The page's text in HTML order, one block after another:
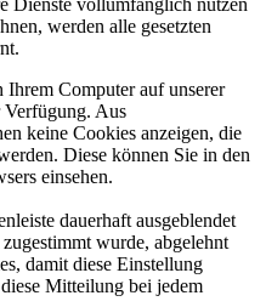
werden alle gesetzten
Computer auf unserer
Verfügung. Aus
keine Cookies anzeigen, die
Diese können Sie in den
einsehen.
dauerhaft ausgeblendet
wurde, abgelehnt
damit diese Einstellung
Mitteilung bei jedem